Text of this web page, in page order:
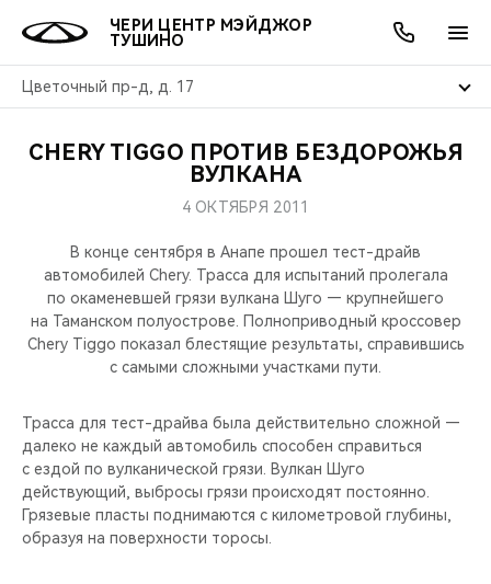
ЧЕРИ ЦЕНТР МЭЙДЖОР
ТУШИНО
Цветочный пр-д, д. 17
МОДЕЛИ
КРОССОВЕРЫ
СЕДАНЫ
НОВИНКИ
ПОКУПАТЕЛЯМ
КРЕДИТ И СТРАХОВАНИЕ
ВЛАДЕЛЬЦАМ
ЗАПЧАСТИ И АКСЕССУАРЫ
ПОДДЕРЖКА
МИР CHERY
О БРЕНДЕ
CHERY В СОЦСЕТЯХ
БЛАГОТВОРИТЕЛЬНОСТЬ
CHERY REMOTE
CHERY И СПОРТ
АКЦИИ
ОНЛАЙН СЕРВИСЫ
КРЕДИТ
О КОМПАНИИ
МЫ В СОЦСЕТЯХ
CHERY TIGGO ПРОТИВ БЕЗДОРОЖЬЯ
ВУЛКАНА
4 ОКТЯБРЯ 2011
В конце сентября в Анапе прошел тест-драйв
автомобилей Chery. Трасса для испытаний пролегала
по окаменевшей грязи вулкана Шуго — крупнейшего
на Таманском полуострове. Полноприводный кроссовер
Chery Tiggo показал блестящие результаты, справившись
с самыми сложными участками пути.
Трасса для тест-драйва была действительно сложной —
далеко не каждый автомобиль способен справиться
с ездой по вулканической грязи. Вулкан Шуго
действующий, выбросы грязи происходят постоянно.
Грязевые пласты поднимаются с километровой глубины,
образуя на поверхности торосы.